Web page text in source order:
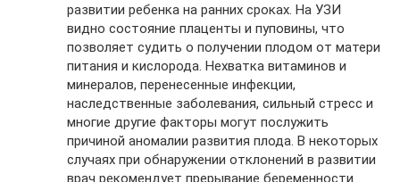
развитии ребенка на ранних сроках. На УЗИ
видно состояние плаценты и пуповины, что
позволяет судить о получении плодом от матери
питания и кислорода. Нехватка витаминов и
минералов, перенесенные инфекции,
наследственные заболевания, сильный стресс и
многие другие факторы могут послужить
причиной аномалии развития плода. В некоторых
случаях при обнаружении отклонений в развитии
врач рекомендует прерывание беременности.